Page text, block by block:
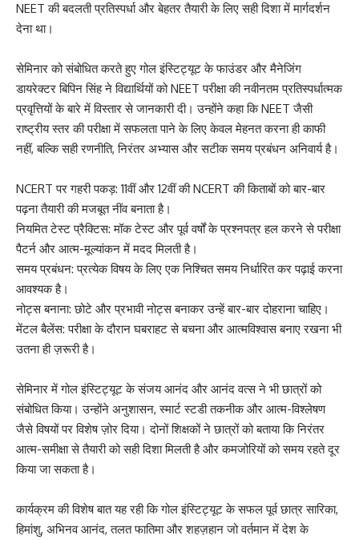
NEET की बदलती प्रतिस्पर्धा और बेहतर तैयारी के लिए सही दिशा में मार्गदर्शन
देना था।
सेमिनार को संबोधित करते हुए गोल इंस्टिट्यूट के फाउंडर और मैनेजिंग
डायरेक्टर बिपिन सिंह ने विद्यार्थियों को NEET परीक्षा की नवीनतम प्रतिस्पर्धात्मक
प्रवृत्तियों के बारे में विस्तार से जानकारी दी। उन्होंने कहा कि NEET जैसी
राष्ट्रीय स्तर की परीक्षा में सफलता पाने के लिए केवल मेहनत करना ही काफी
नहीं, बल्कि सही रणनीति, निरंतर अभ्यास और सटीक समय प्रबंधन अनिवार्य है।
NCERT पर गहरी पकड़: 11वीं और 12वीं की NCERT की किताबों को बार-बार
पढ़ना तैयारी की मजबूत नींव बनाता है।
नियमित टेस्ट प्रैक्टिस: मॉक टेस्ट और पूर्व वर्षों के प्रश्नपत्र हल करने से परीक्षा
पैटर्न और आत्म-मूल्यांकन में मदद मिलती है।
समय प्रबंधन: प्रत्येक विषय के लिए एक निश्चित समय निर्धारित कर पढ़ाई करना
आवश्यक है।
नोट्स बनाना: छोटे और प्रभावी नोट्स बनाकर उन्हें बार-बार दोहराना चाहिए।
मेंटल बैलेंस: परीक्षा के दौरान घबराहट से बचना और आत्मविश्वास बनाए रखना भी
उतना ही ज़रूरी है।
सेमिनार में गोल इंस्टिट्यूट के संजय आनंद और आनंद वत्स ने भी छात्रों को
संबोधित किया। उन्होंने अनुशासन, स्मार्ट स्टडी तकनीक और आत्म-विश्लेषण
जैसे विषयों पर विशेष ज़ोर दिया। दोनों शिक्षकों ने छात्रों को बताया कि निरंतर
आत्म-समीक्षा से तैयारी को सही दिशा मिलती है और कमजोरियों को समय रहते दूर
किया जा सकता है।
कार्यक्रम की विशेष बात यह रही कि गोल इंस्टिट्यूट के सफल पूर्व छात्र सारिका,
हिमांशु, अभिनव आनंद, तलत फातिमा और शहज़हान जो वर्तमान में देश के